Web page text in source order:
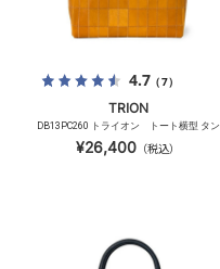
4.7（7）
TRION
DB13PC260 トライオン トート横型 タン
¥26,400 （税込）